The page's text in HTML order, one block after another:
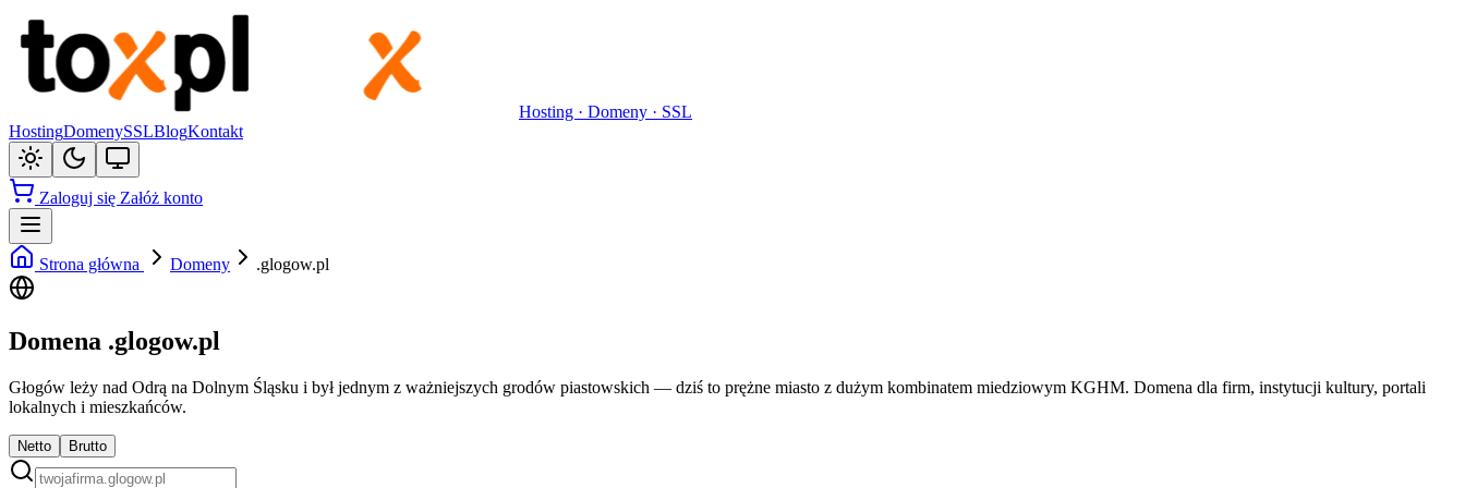
Hosting · Domeny · SSL
HostingDomenySSLBlogKontakt
Zaloguj się Załóż konto
Strona główna Domeny .glogow.pl
Domena .glogow.pl
Głogów leży nad Odrą na Dolnym Śląsku i był jednym z ważniejszych grodów piastowskich — dziś to prężne miasto z dużym kombinatem miedziowym KGHM. Domena dla firm, instytucji kultury, portali
lokalnych i mieszkańców.
Netto Brutto